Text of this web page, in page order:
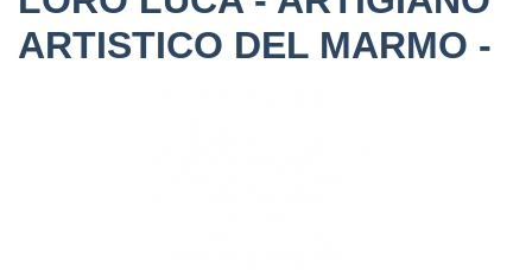
ARTISTICO DEL MARMO -